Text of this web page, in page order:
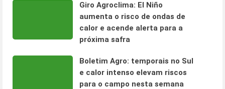
Giro Agroclima: El Niño
aumenta o risco de ondas de
calor e acende alerta para a
próxima safra
Boletim Agro: temporais no Sul
e calor intenso elevam riscos
para o campo nesta semana